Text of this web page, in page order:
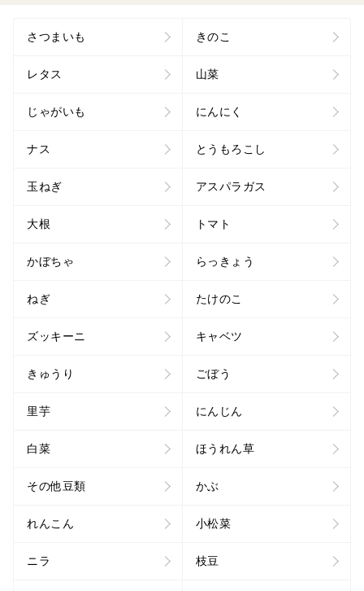
さつまいも きのこ
レタス 山菜
じゃがいも にんにく
ナス とうもろこし
玉ねぎ アスパラガス
大根 トマト
かぼちゃ らっきょう
ねぎ たけのこ
ズッキーニ キャベツ
きゅうり ごぼう
里芋 にんじん
白菜 ほうれん草
その他豆類 かぶ
れんこん 小松菜
ニラ 枝豆